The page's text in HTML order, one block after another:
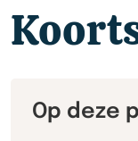
Op deze